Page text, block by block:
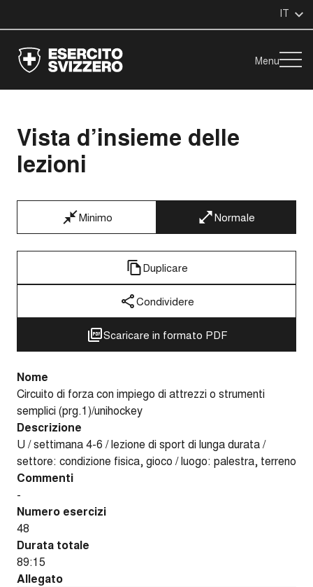
IT
Menu
Vista d’insieme delle
lezioni
Minimo Normale
Duplicare
Condividere
Scaricare in formato PDF
Nome
Circuito di forza con impiego di attrezzi o strumenti
semplici (prg.1)/unihockey
Descrizione
U / settimana 4-6 / lezione di sport di lunga durata /
settore: condizione fisica, gioco / luogo: palestra, terreno
Commenti
-
Numero esercizi
48
Durata totale
89:15
Allegato